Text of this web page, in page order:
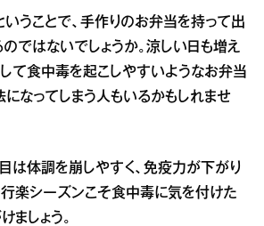
うことで、手作りのお弁当を持って出
ではないでしょうか。涼しい日も増え
て食中毒を起こしやすいようなお弁当
なってしまう人もいるかもしれませ
は体調を崩しやすく、免疫力が下がり
楽シーズンこそ食中毒に気を付けた
ましょう。